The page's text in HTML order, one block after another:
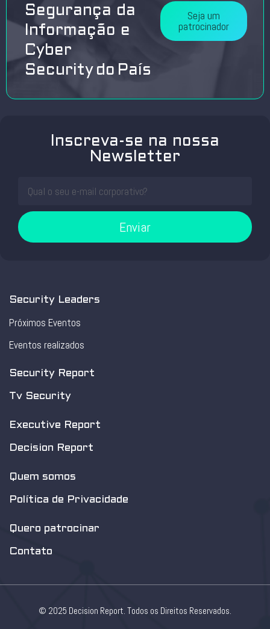
Segurança da
Informação e
Cyber
Security do País
Seja um
patrocinador
Inscreva-se na nossa
Newsletter
Enviar
Security Leaders
Próximos Eventos
Eventos realizados
Security Report
Tv Security
Executive Report
Decision Report
Quem somos
Política de Privacidade
Quero patrocinar
Contato
© 2025 Decision Report. Todos os Direitos Reservados.